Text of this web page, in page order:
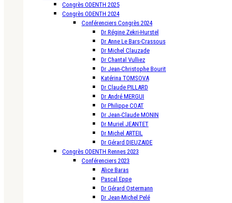
Congrès ODENTH 2025
Congrès ODENTH 2024
Conférenciers Congrès 2024
Dr Régine Zekri-Hurstel
Dr Anne Le Bars-Crassous
Dr Michel Clauzade
Dr Chantal Vulliez
Dr Jean-Christophe Bourit
Katérina TOMSOVA
Dr Claude PILLARD
Dr André MERGUI
Dr Philippe COAT
Dr Jean-Claude MONIN
Dr Muriel JEANTET
Dr Michel ARTEIL
Dr Gérard DIEUZAIDE
Congrès ODENTH Rennes 2023
Conférenciers 2023
Alice Baras
Pascal Eppe
Dr Gérard Ostermann
Dr Jean-Michel Pelé